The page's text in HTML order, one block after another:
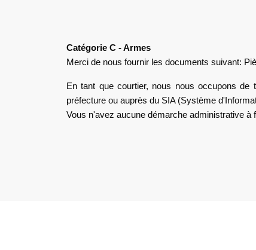
Catégorie C - Armes
Merci de nous fournir les documents suivant:
En tant que courtier, nous nous occupons de
préfecture ou auprès du SIA (Système
Vous n'avez aucune démarche administrative à